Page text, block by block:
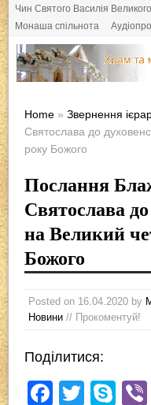
Чин Святого Василія Великого
Монаша спільнота
Home »Звернення
Святослава до
року Божого
Послання
Святослава
на Великий
Божого
Posted on 16.04.2020 by
Новини // Прокоментуй!
Поділитися:
F
T
S